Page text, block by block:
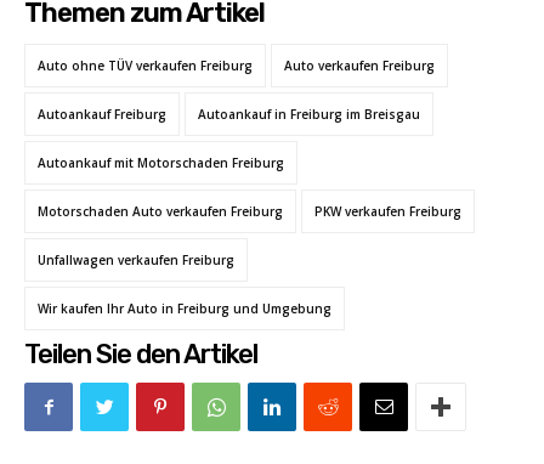
Themen zum Artikel
Auto ohne TÜV verkaufen Freiburg Auto verkaufen Freiburg
Autoankauf Freiburg Autoankauf in Freiburg im Breisgau
Autoankauf mit Motorschaden Freiburg
Motorschaden Auto verkaufen Freiburg PKW verkaufen Freiburg
Unfallwagen verkaufen Freiburg
Wir kaufen Ihr Auto in Freiburg und Umgebung
Teilen Sie den Artikel